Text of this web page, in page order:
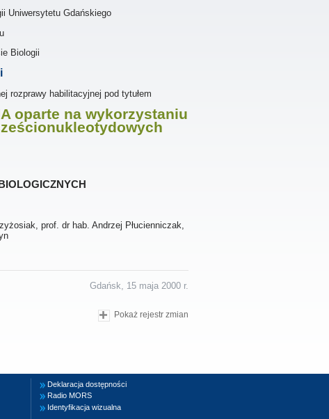
Uniwersytetu Gdańskiego
Biologii
rozprawy habilitacyjnej pod tytułem
oparte na wykorzystaniu
prof. dr hab. Andrzej Płucienniczak,
Gdańsk, 15 maja 2000 r.
Pokaż rejestr zmian
Deklaracja dostępności
Radio MORS
Identyfikacja wizualna